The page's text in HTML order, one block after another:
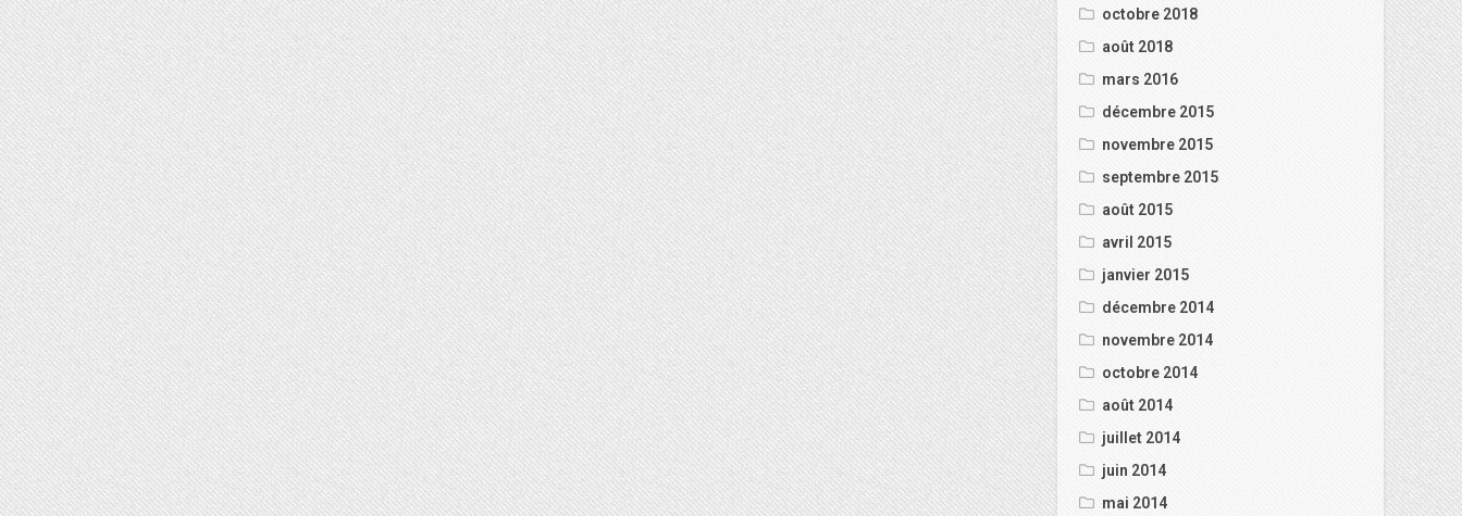
octobre 2018
août 2018
mars 2016
décembre 2015
novembre 2015
septembre 2015
août 2015
avril 2015
janvier 2015
décembre 2014
novembre 2014
octobre 2014
août 2014
juillet 2014
juin 2014
mai 2014